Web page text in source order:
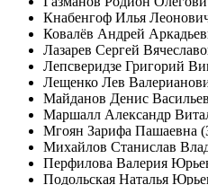
Кнабенгоф Илья
Ковалёв Андрей
Лазарев Сергей
Лепсверидзе Григорий
Лещенко Лев
Майданов Денис
Маршалл Александр
Мгоян Зарифа Пашаевна
Михайлов Станислав
Перфилова Валерия
Подольская Наталья